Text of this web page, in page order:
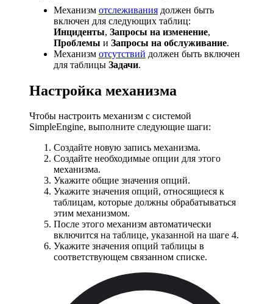
Механизм отслеживания должен быть
включен для следующих таблиц:
Инциденты, Запросы на изменение,
Проблемы и Запросы на обслуживание.
Механизм отсутствий должен быть включен
для таблицы Задачи.
Настройка механизма
Чтобы настроить механизм с системой
SimpleEngine, выполните следующие шаги:
Создайте новую запись механизма.
Создайте необходимые опции для этого
механизма.
Укажите общие значения опций.
Укажите значения опций, относящиеся к
таблицам, которые должны обрабатываться
этим механизмом.
После этого механизм автоматически
включится на таблице, указанной на шаге 4.
Укажите значения опций таблицы в
соответствующем связанном списке.